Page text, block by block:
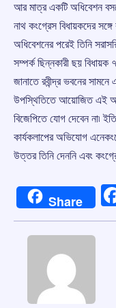
আর মাত্র একটি অধিবেশন
নাথ কংগ্রেস বিধায়কদের
অধিবেশনের পরেই তিনি
সম্পর্ক ছিন্নকারী ছয়
জানাতে রবীন্দ্র ভবনের
উপস্থিতিতে আয়োজিত এই
বিজেপিতে যোগ দেবেন না৷
কার্যকলাপের অভিযোগ
উত্তর তিনি দেননি এবং
Share